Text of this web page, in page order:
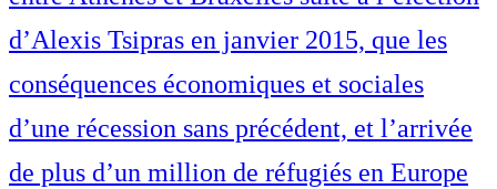
d’Alexis Tsipras en janvier 2015, que les
conséquences économiques et sociales
d’une récession sans précédent, et l’arrivée
de plus d’un million de réfugiés en Europe